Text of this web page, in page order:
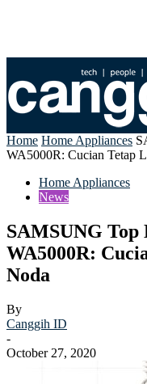
Home Home Appliances
WA5000R: Cucian Tetap
Home Appliances
News
SAMSUNG
WA5000R:
Noda
By
Canggih ID
-
October 27, 2020